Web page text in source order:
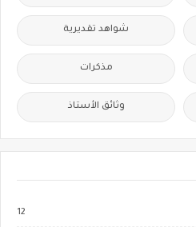
شواهد تقديرية
مذكرات
وثائق الأستاذ
12